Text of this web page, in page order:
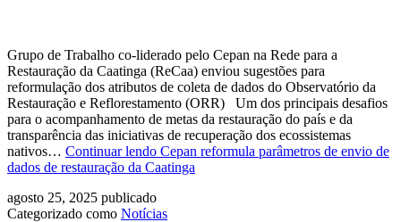
Grupo de Trabalho co-liderado pelo Cepan na Rede para a
Restauração da Caatinga (ReCaa) enviou sugestões para
reformulação dos atributos de coleta de dados do Observatório da
Restauração e Reflorestamento (ORR) Um dos principais desafios
para o acompanhamento de metas da restauração do país e da
transparência das iniciativas de recuperação dos ecossistemas
nativos… Continuar lendo Cepan reformula parâmetros de envio de
dados de restauração da Caatinga
agosto 25, 2025 publicado
Categorizado como Notícias